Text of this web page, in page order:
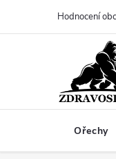
Hodnocení
Ořechy